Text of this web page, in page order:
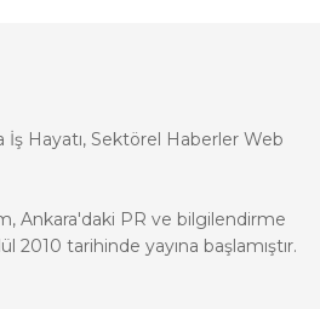
İş Hayatı, Sektörel Haberler Web
Ankara'daki PR ve bilgilendirme
2010 tarihinde yayına başlamıştır.